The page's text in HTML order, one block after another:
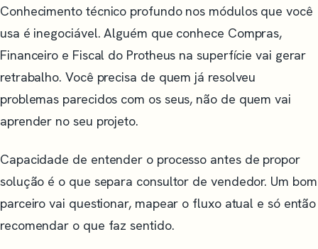
Conhecimento técnico profundo nos módulos que você
usa é inegociável. Alguém que conhece Compras,
Financeiro e Fiscal do Protheus na superfície vai gerar
retrabalho. Você precisa de quem já resolveu
problemas parecidos com os seus, não de quem vai
aprender no seu projeto.
Capacidade de entender o processo antes de propor
solução é o que separa consultor de vendedor. Um bom
parceiro vai questionar, mapear o fluxo atual e só então
recomendar o que faz sentido.